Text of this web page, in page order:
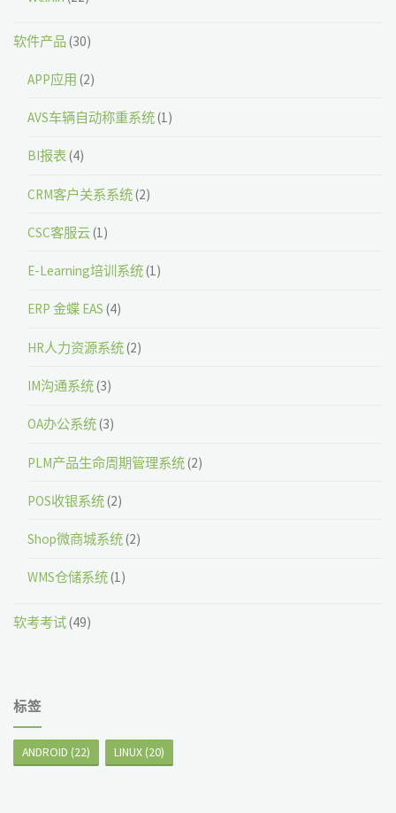
软件产品(30)
APP应用 (2)
AVS车辆自动称重系统(1)
BI报表(4)
CRM客户关系系统(2)
CSC客服云(1)
E-Learning培训系统(1)
ERP 金蝶 EAS (4)
HR人力资源系统(2)
IM沟通系统(3)
OA办公系统(3)
PLM产品生命周期管理系统(2)
POS收银系统(2)
Shop微商城系统(2)
WMS仓储系统(1)
软考考试(49)
标签
ANDROID (22) LINUX (20)